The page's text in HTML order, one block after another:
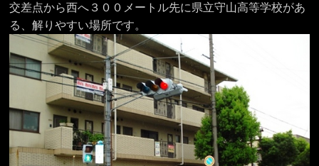
交差点から西へ３００メートル先に県立守山高等学校があ
る、解りやすい場所です。